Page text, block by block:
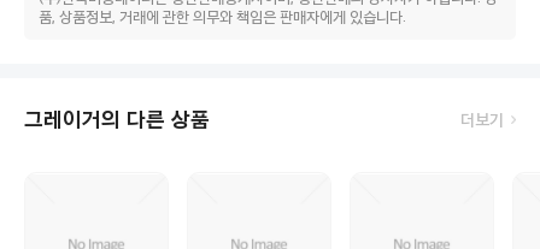
품, 상품정보, 거래에 관한 의무와 책임은 판매자에게 있습니다.
그레이거의 다른 상품 더보기